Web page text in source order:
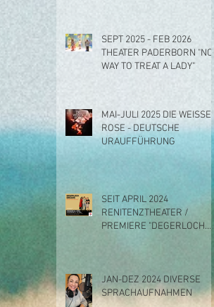
SEPT 2025 - FEB 2026
THEATER PADERBORN "NO
WAY TO TREAT A LADY"
MAI-JULI 2025 DIE WEISSE
ROSE - DEUTSCHE
URAUFFÜHRUNG
SEIT APRIL 2024
RENITENZTHEATER /
PREMIERE "DEGERLOCH
JAN-DEZ 2024 DIVERSE
SPRACHAUFNAHMEN